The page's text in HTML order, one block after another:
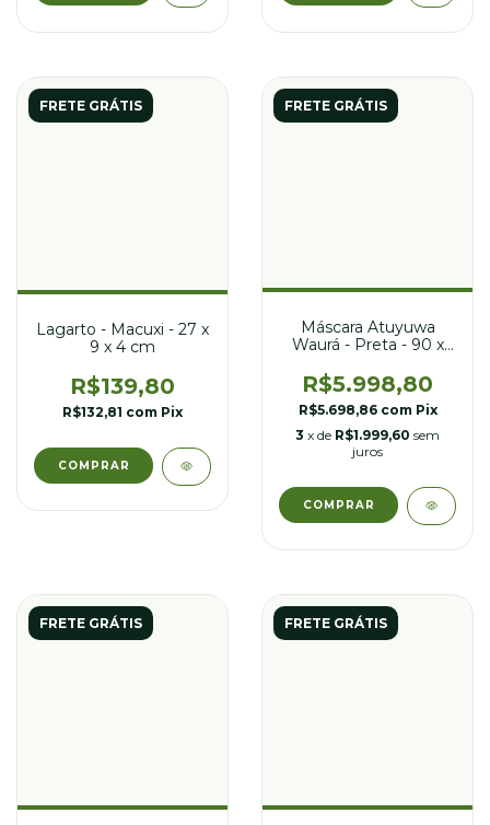
FRETE GRÁTIS
Lagarto - Macuxi - 27 x
9 x 4 cm
R$139,80
R$132,81 com Pix
FRETE GRÁTIS
Máscara Atuyuwa
Waurá - Preta - 90 x
R$5.998,80
R$5.698,86 com Pix
3 x de R$1.999,60 sem
juros
FRETE GRÁTIS FRETE GRÁTIS